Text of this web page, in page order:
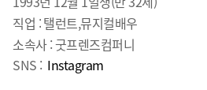
직업 :탤런트,뮤지컬배우
소속사 :굿프렌즈컴퍼니
SNS : Instagram